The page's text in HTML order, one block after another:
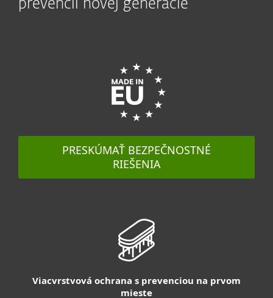
prevencii novej generácie
PRESKÚMAŤ BEZPEČNOSTNÉ
RIEŠENIA
Viacvrstvová ochrana s prevenciou na prvom
mieste